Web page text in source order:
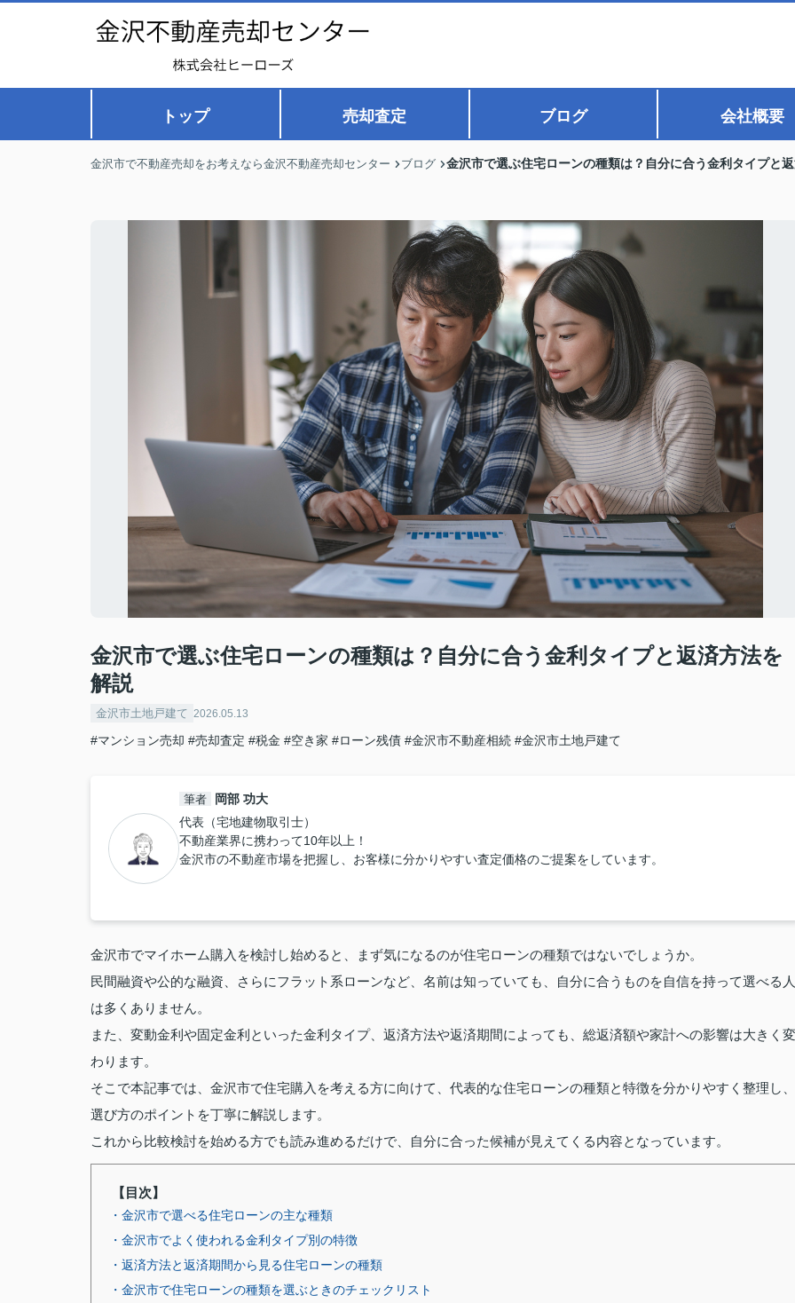
トップ 売却査定 ブログ 会社概要
金沢市で不動産売却をお考えなら金沢不動産売却センター ブログ 金沢市で選ぶ住宅ローンの種類は？自分に合う金利タイプと
金沢市で選ぶ住宅ローンの種類は？自分に合う金利タイプと返済方法を
解説
金沢市土地戸建て 2026.05.13
#マンション売却 #売却査定 #税金 #空き家 #ローン残債 #金沢市不動産相続 #金沢市土地戸建て
筆者
岡部 功大
代表（宅地建物取引士）
不動産業界に携わって10年以上！
金沢市の不動産市場を把握し、お客様に分かりやすい査定価格のご提案をしています。
金沢市でマイホーム購入を検討し始めると、まず気になるのが住宅ローンの種類ではないでしょうか。
民間融資や公的な融資、さらにフラット系ローンなど、名前は知っていても、自分に合うものを自信を持って選べる人
は多くありません。
また、変動金利や固定金利といった金利タイプ、返済方法や返済期間によっても、総返済額や家計への影響は大きく変
わります。
そこで本記事では、金沢市で住宅購入を考える方に向けて、代表的な住宅ローンの種類と特徴を分かりやすく整理し、
選び方のポイントを丁寧に解説します。
これから比較検討を始める方でも読み進めるだけで、自分に合った候補が見えてくる内容となっています。
【目次】
・金沢市で選べる住宅ローンの主な種類
・金沢市でよく使われる金利タイプ別の特徴
・返済方法と返済期間から見る住宅ローンの種類
・金沢市で住宅ローンの種類を選ぶときのチェックリスト